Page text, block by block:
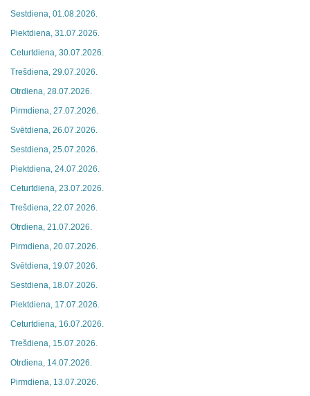
Sestdiena, 01.08.2026.
Piektdiena, 31.07.2026.
Ceturtdiena, 30.07.2026.
Trešdiena, 29.07.2026.
Otrdiena, 28.07.2026.
Pirmdiena, 27.07.2026.
Svētdiena, 26.07.2026.
Sestdiena, 25.07.2026.
Piektdiena, 24.07.2026.
Ceturtdiena, 23.07.2026.
Trešdiena, 22.07.2026.
Otrdiena, 21.07.2026.
Pirmdiena, 20.07.2026.
Svētdiena, 19.07.2026.
Sestdiena, 18.07.2026.
Piektdiena, 17.07.2026.
Ceturtdiena, 16.07.2026.
Trešdiena, 15.07.2026.
Otrdiena, 14.07.2026.
Pirmdiena, 13.07.2026.